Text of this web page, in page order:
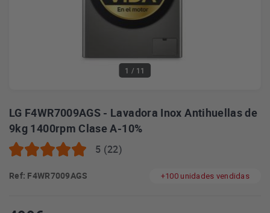
1 / 11
LG F4WR7009AGS - Lavadora Inox Antihuellas de
9kg 1400rpm Clase A-10%
5 (22)
Ref: F4WR7009AGS +100 unidades vendidas